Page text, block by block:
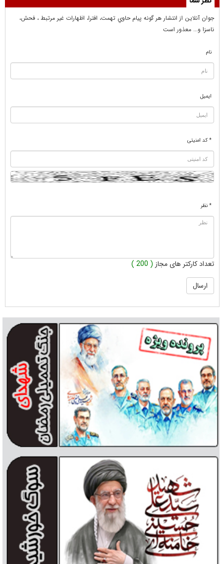
جوان آنلاين از انتشار هر گونه پيام حاوي تهمت، افترا، اظهارات غير مرتبط ، فحش،
ناسزا و... معذور است
نام
ایمیل
* کد امنیتی
* نظر
تعداد کارکتر های مجاز ( 200 )